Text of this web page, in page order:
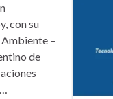
con su
–
de